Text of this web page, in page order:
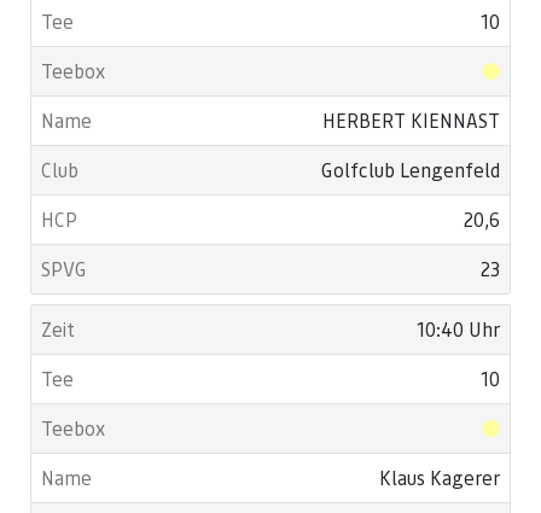
10
HERBERT KIENNAST
Golfclub Lengenfeld
20,6
23
10:40 Uhr
10
Klaus Kagerer